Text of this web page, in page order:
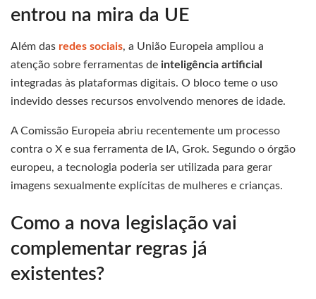
entrou na mira da UE
Além das redes sociais, a União Europeia ampliou a
atenção sobre ferramentas de inteligência artificial
integradas às plataformas digitais. O bloco teme o uso
indevido desses recursos envolvendo menores de idade.
A Comissão Europeia abriu recentemente um processo
contra o X e sua ferramenta de IA, Grok. Segundo o órgão
europeu, a tecnologia poderia ser utilizada para gerar
imagens sexualmente explícitas de mulheres e crianças.
Como a nova legislação vai
complementar regras já
existentes?